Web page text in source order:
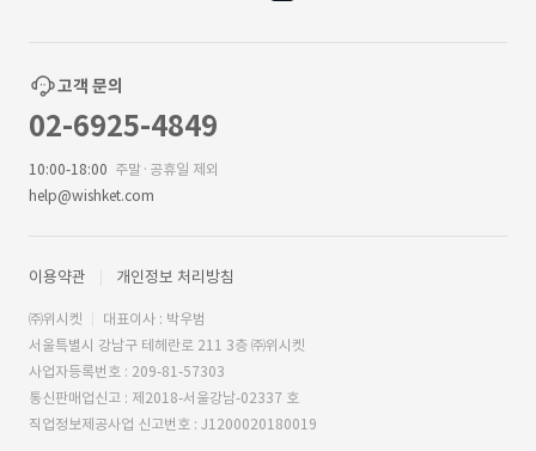
고객 문의
02-6925-4849
10:00-18:00 주말·공휴일 제외
help@wishket.com
이용약관 개인정보 처리방침
㈜위시켓
대표이사 : 박우범
서울특별시 강남구 테헤란로 211 3층 ㈜위시켓
사업자등록번호 : 209-81-57303
통신판매업신고 : 제2018-서울강남-02337 호
직업정보제공사업 신고번호 : J1200020180019